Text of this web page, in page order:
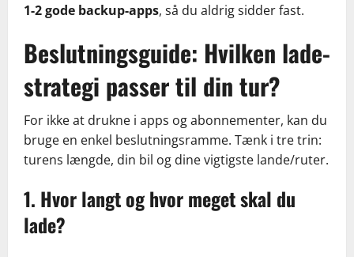
1-2 gode backup-apps, så du aldrig sidder fast.
Beslutningsguide: Hvilken lade-
strategi passer til din tur?
For ikke at drukne i apps og abonnementer, kan du
bruge en enkel beslutningsramme. Tænk i tre trin:
turens længde, din bil og dine vigtigste lande/ruter.
1. Hvor langt og hvor meget skal du
lade?